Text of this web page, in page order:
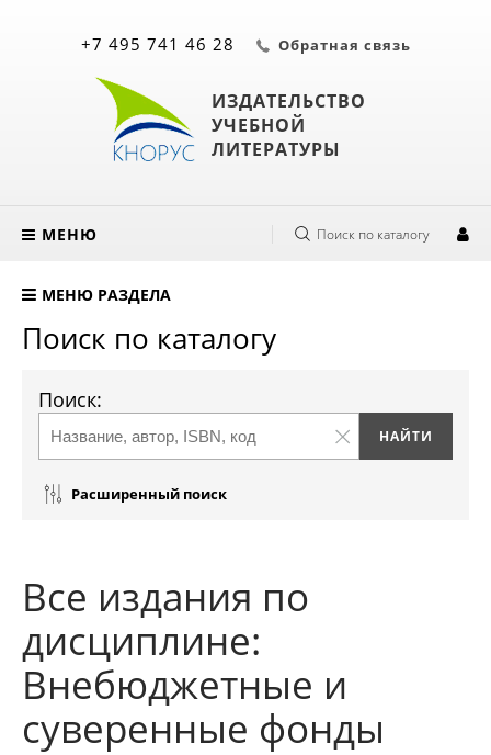
ИЗДАТЕЛЬСТВО
УЧЕБНОЙ
ЛИТЕРАТУРЫ
+7 495 741 46 28 Обратная связь
МЕНЮ Поиск по каталогу
МЕНЮ РАЗДЕЛА
Поиск по каталогу
Поиск:
Расширенный поиск
Все издания по
дисциплине:
Внебюджетные и
суверенные фонды